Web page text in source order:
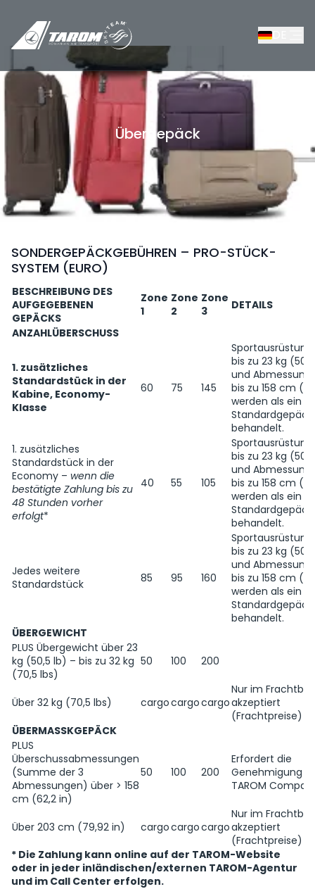
Übergepäck
Auskunft Passagiere/ Gepäck /Übergepäck
SONDERGEPÄCKGEBÜHREN – PRO-STÜCK-
SYSTEM (EURO)
BESCHREIBUNG DES
AUFGEGEBENEN
GEPÄCKS
Zone
1
Zone
2
Zone
3
DETAILS
ANZAHLÜBERSCHUSS
1. zusätzliches
Standardstück in der
Kabine, Economy-
Klasse
60 75 145
bis zu 23 kg
und
bis zu 158 cm
werden als ein
behandelt.
1. zusätzliches
Standardstück in der
Economy – wenn die
bestätigte Zahlung bis zu
48 Stunden vorher
erfolgt*
40 55 105
bis zu 23 kg
und
bis zu 158 cm
werden als ein
behandelt.
Jedes weitere
Standardstück
85 95 160
bis zu 23 kg
und
bis zu 158 cm
werden als ein
behandelt.
ÜBERGEWICHT
PLUS Übergewicht über 23
kg (50,5 lb) – bis zu 32 kg
(70,5 lbs)
50 100 200
Über 32 kg (70,5 lbs) cargocargocargo
Nur im
akzeptiert
(Frachtpreise)
ÜBERMASSKGEPÄCK
PLUS
Überschussabmessungen
(Summe der 3
Abmessungen) über > 158
cm (62,2 in)
50 100 200
Erfordert die
Genehmigung
TAROM
Über 203 cm (79,92 in) cargocargocargo
Nur im
akzeptiert
(Frachtpreise)
* Die Zahlung kann online auf der TAROM-Website
oder in jeder inländischen/externen TAROM-Agentur
und im Call Center erfolgen.